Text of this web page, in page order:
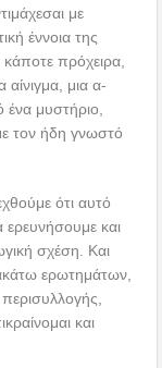
με
έννοια της
κάποτε πρόχειρα,
μια α-
ένα μυστήριο,
τον ήδη γνωστό
ότι αυτό
ερευνήσουμε και
σχέση. Και
ερωτημάτων,
και